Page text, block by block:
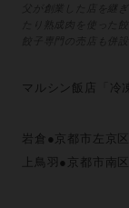
父が創業した店を継
マルシン飯店「冷
岩倉●京都市左京
上鳥羽●京都市南